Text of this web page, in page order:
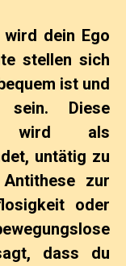
dein Ego
stellen sich
ist und
Diese
wird als
untätig zu
zur
oder
dass du